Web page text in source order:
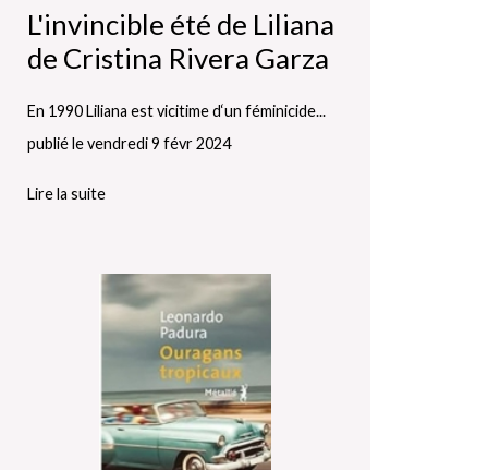
L'invincible été de Liliana
de Cristina Rivera Garza
En 1990 Liliana est vicitime d‘un féminicide...
publié le vendredi 9 févr 2024
Lire la suite